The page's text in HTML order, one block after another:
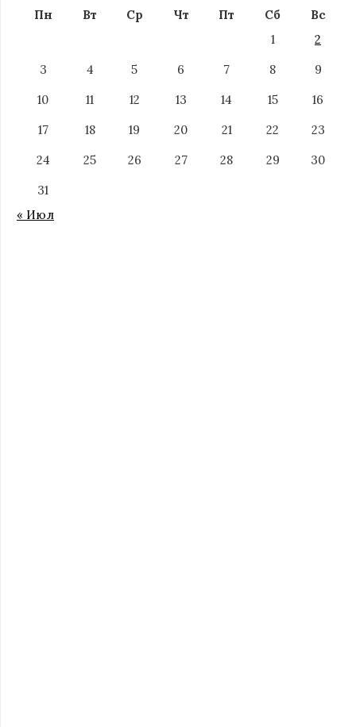
Пн Вт Ср Чт Пт Сб
Вс
1
2
3
4 5 6 7 8
9
10
11 12 13 14 15
16
17
18 19 20 21 22
23
24
25 26 27 28 29
30
31
« Июл